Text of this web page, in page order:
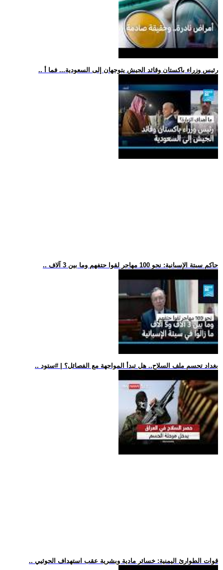
.. رئيس وزراء باكستان وقائد الجيش يتوجهان إلى السعودية... فما أ
.. حاكم سبتة الإسبانية: نحو 100 مهاجر لقوا حتفهم وما بين 3 آلاف
.. بغداد تحسم ملف السلاح.. هل تبدأ المواجهة مع الفصائل؟ | #ستود
.. قوات الطوارئ اليمنية: خسائر مادية وبشرية عقب استهداف الحوثيي